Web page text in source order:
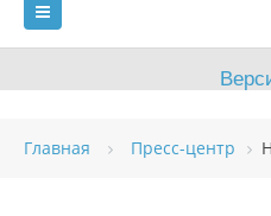
ГЛАВНАЯ
Главная Пресс-центр